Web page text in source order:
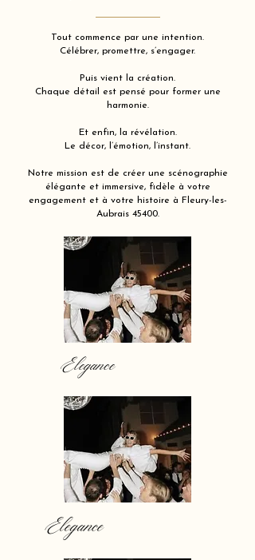
Tout commence par une intention.
Célébrer, promettre, s’engager.
Puis vient la création.
Chaque détail est pensé pour former une
harmonie.
Et enfin, la révélation.
Le décor, l’émotion, l’instant.
Notre mission est de créer une scénographie
élégante et immersive, fidèle à votre
engagement et à votre histoire à Fleury-les-
Aubrais 45400.
Elegance
Elegance